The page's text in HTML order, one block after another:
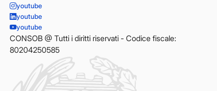
youtube
youtube
youtube
CONSOB @ Tutti i diritti riservati - Codice fiscale:
80204250585